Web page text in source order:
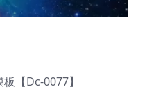
【Dc-0077】